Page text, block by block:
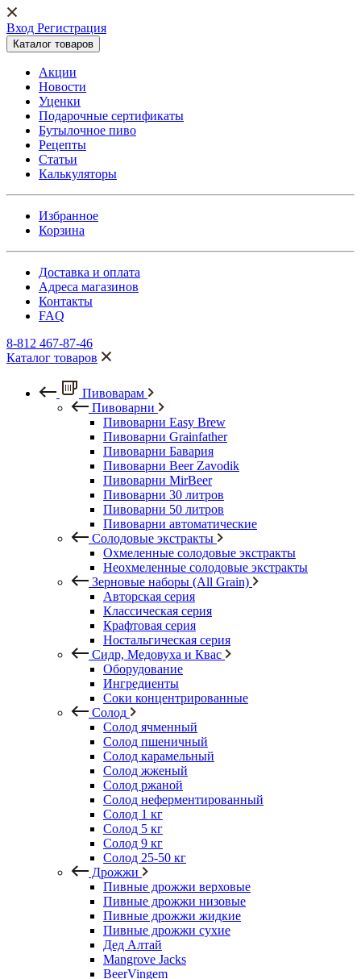
Вход Регистрация
Каталог товаров
Акции
Новости
Уценки
Подарочные сертификаты
Бутылочное пиво
Рецепты
Статьи
Калькуляторы
Избранное
Корзина
Доставка и оплата
Адреса магазинов
Контакты
FAQ
8-812 467-87-46
Каталог товаров
Пивоварам
Пивоварни
Пивоварни Easy Brew
Пивоварни Grainfather
Пивоварни Бавария
Пивоварни Beer Zavodik
Пивоварни MirBeer
Пивоварни 30 литров
Пивоварни 50 литров
Пивоварни автоматические
Солодовые экстракты
Охмеленные солодовые экстракты
Неохмеленные солодовые экстракты
Зерновые наборы (All Grain)
Авторская серия
Классическая серия
Крафтовая серия
Ностальгическая серия
Сидр, Медовуха и Квас
Оборудование
Ингредиенты
Соки концентрированные
Солод
Солод ячменный
Солод пшеничный
Солод карамельный
Солод жженый
Солод ржаной
Солод неферментированный
Солод 1 кг
Солод 5 кг
Солод 9 кг
Солод 25-50 кг
Дрожжи
Пивные дрожжи верховые
Пивные дрожжи низовые
Пивные дрожжи жидкие
Пивные дрожжи сухие
Дед Алтай
Mangrove Jacks
BeerVingem